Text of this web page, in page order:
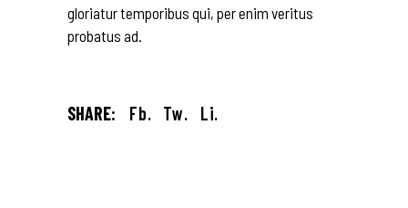
gloriatur temporibus qui, per enim veritus
probatus ad.
SHARE: Fb. Tw. Li.